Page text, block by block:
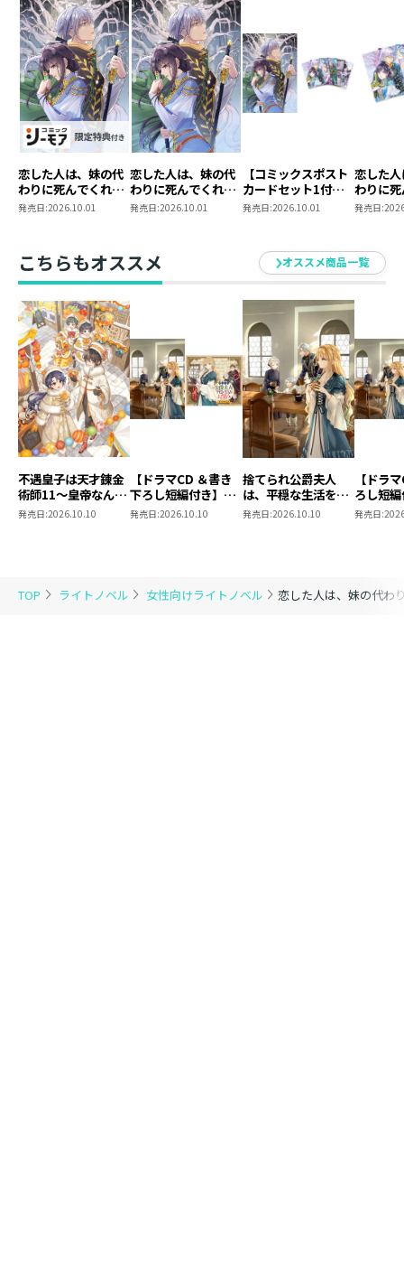
TOP ライトノベル 女性向けライトノベル 恋した人は、妹の代わ
恋した人は、妹の代
わりに死んでくれと
言った。―妹と結婚
―@COMIC 第7巻
【シーモア限定描き
発売日:2026.10.01
恋した人は、妹の代
わりに死んでくれと
言った。―妹と結婚
―@COMIC 第7巻
発売日:2026.10.01
【コミックスポスト
カードセット1付
き】恋した人は、妹
結婚した片思い相手
がなぜ今さら私のも
とに？と思ったら―
＠COMIC 第7巻
発売日:2026.10.01
恋した
わりに
言った
発売日:
こちらもオススメ オススメ商品一覧
不遇皇子は天才錬金
術師11～皇帝なんて
柄じゃないので弟妹
を可愛がりたい～
発売日:2026.10.10
【ドラマCD ＆書き
下ろし短編付き】捨
てられ公爵夫人は、
平穏な生活をお望み
発売日:2026.10.10
捨てられ公爵夫人
は、平穏な生活をお
望みのようです5
発売日:2026.10.10
【ドラ
ろし短
られ公
穏な生
発売日: